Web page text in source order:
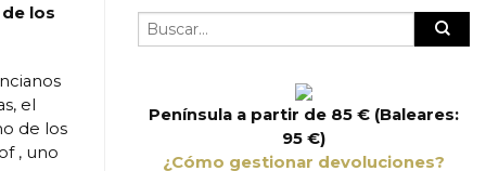
los
el
de los
, uno
Península a partir de 85 € (Baleares:
95 €)
¿Cómo gestionar devoluciones?